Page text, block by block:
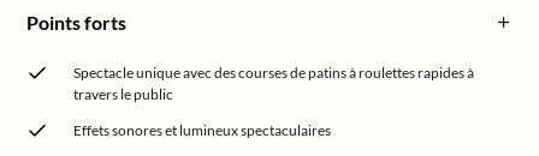
Points forts
Spectacle unique avec des courses de patins à roulettes rapides à
travers le public
Effets sonores et lumineux spectaculaires